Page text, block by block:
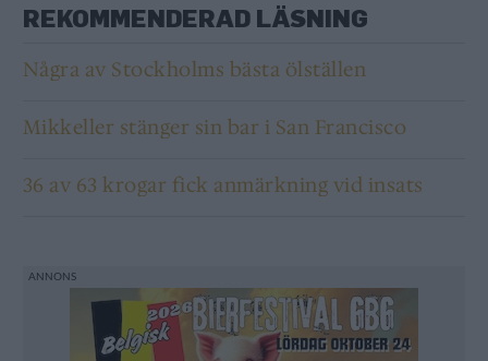
REKOMMENDERAD LÄSNING
Några av Stockholms bästa ölställen
Mikkeller stänger sin bar i San Francisco
36 av 63 krogar fick anmärkning vid insats